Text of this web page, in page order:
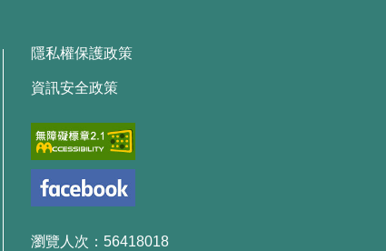
隱私權保護政策
資訊安全政策
瀏覽人次：56418018